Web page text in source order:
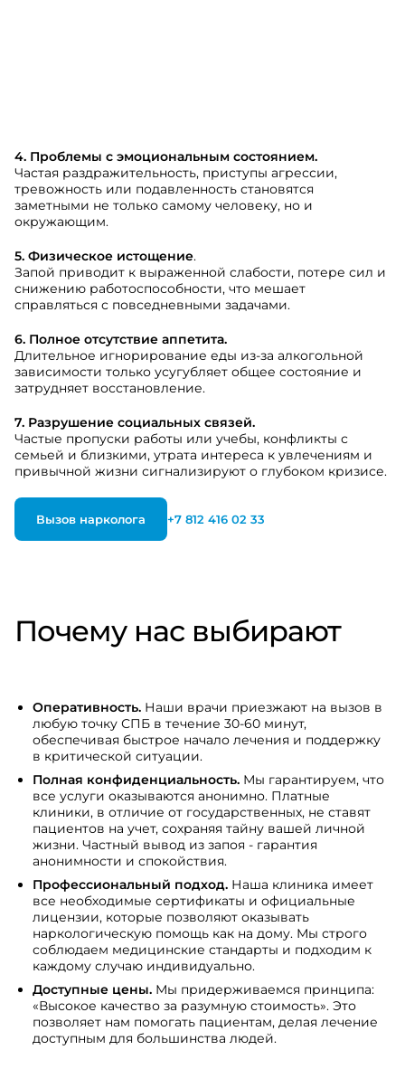
4. Проблемы с эмоциональным состоянием.
Частая раздражительность, приступы агрессии,
тревожность или подавленность становятся
заметными не только самому человеку, но и
окружающим.
5. Физическое истощение.
Запой приводит к выраженной слабости, потере сил и
снижению работоспособности, что мешает
справляться с повседневными задачами.
6. Полное отсутствие аппетита.
Длительное игнорирование еды из-за алкогольной
зависимости только усугубляет общее состояние и
затрудняет восстановление.
7. Разрушение социальных связей.
Частые пропуски работы или учебы, конфликты с
семьей и близкими, утрата интереса к увлечениям и
привычной жизни сигнализируют о глубоком кризисе.
Вызов нарколога +7 812 416 02 33
Почему нас выбирают
Оперативность. Наши врачи приезжают на вызов в
любую точку СПБ в течение 30-60 минут,
обеспечивая быстрое начало лечения и поддержку
в критической ситуации.
Полная конфиденциальность. Мы гарантируем, что
все услуги оказываются анонимно. Платные
клиники, в отличие от государственных, не ставят
пациентов на учет, сохраняя тайну вашей личной
жизни. Частный вывод из запоя - гарантия
анонимности и спокойствия.
Профессиональный подход. Наша клиника имеет
все необходимые сертификаты и официальные
лицензии, которые позволяют оказывать
наркологическую помощь как на дому. Мы строго
соблюдаем медицинские стандарты и подходим к
каждому случаю индивидуально.
Доступные цены. Мы придерживаемся принципа:
«Высокое качество за разумную стоимость». Это
позволяет нам помогать пациентам, делая лечение
доступным для большинства людей.